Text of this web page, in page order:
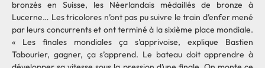
bronzés en Suisse, les Néerlandais médaillés de bronze à
Lucerne… Les tricolores n’ont pas pu suivre le train d’enfer mené
par leurs concurrents et ont terminé à la sixième place mondiale.
« Les finales mondiales ça s’apprivoise, explique Bastien
Tabourier, gagner, ça s’apprend. Le bateau doit apprendre à